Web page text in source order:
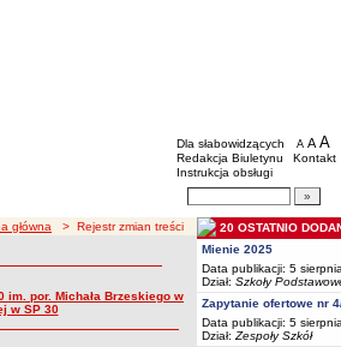
BIP - Oświata
Menu dodatkowe
Dla słabowidzących A A A
Redakcja Biuletynu
Kontakt
Instrukcja obsługi
Wyszukiwarka artykułów
główna > Rejestr zmian treści
im. por. Michała Brzeskiego w
w SP 30
20 OSTATNIO
Mienie 2025
Data publikacji: 5
Dział: Szkoły
Zapytanie ofertowe nr
Data publikacji: 5
Dział: Zespoły Szkół